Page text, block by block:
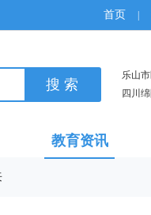
首页
乐山
四川
教育资讯